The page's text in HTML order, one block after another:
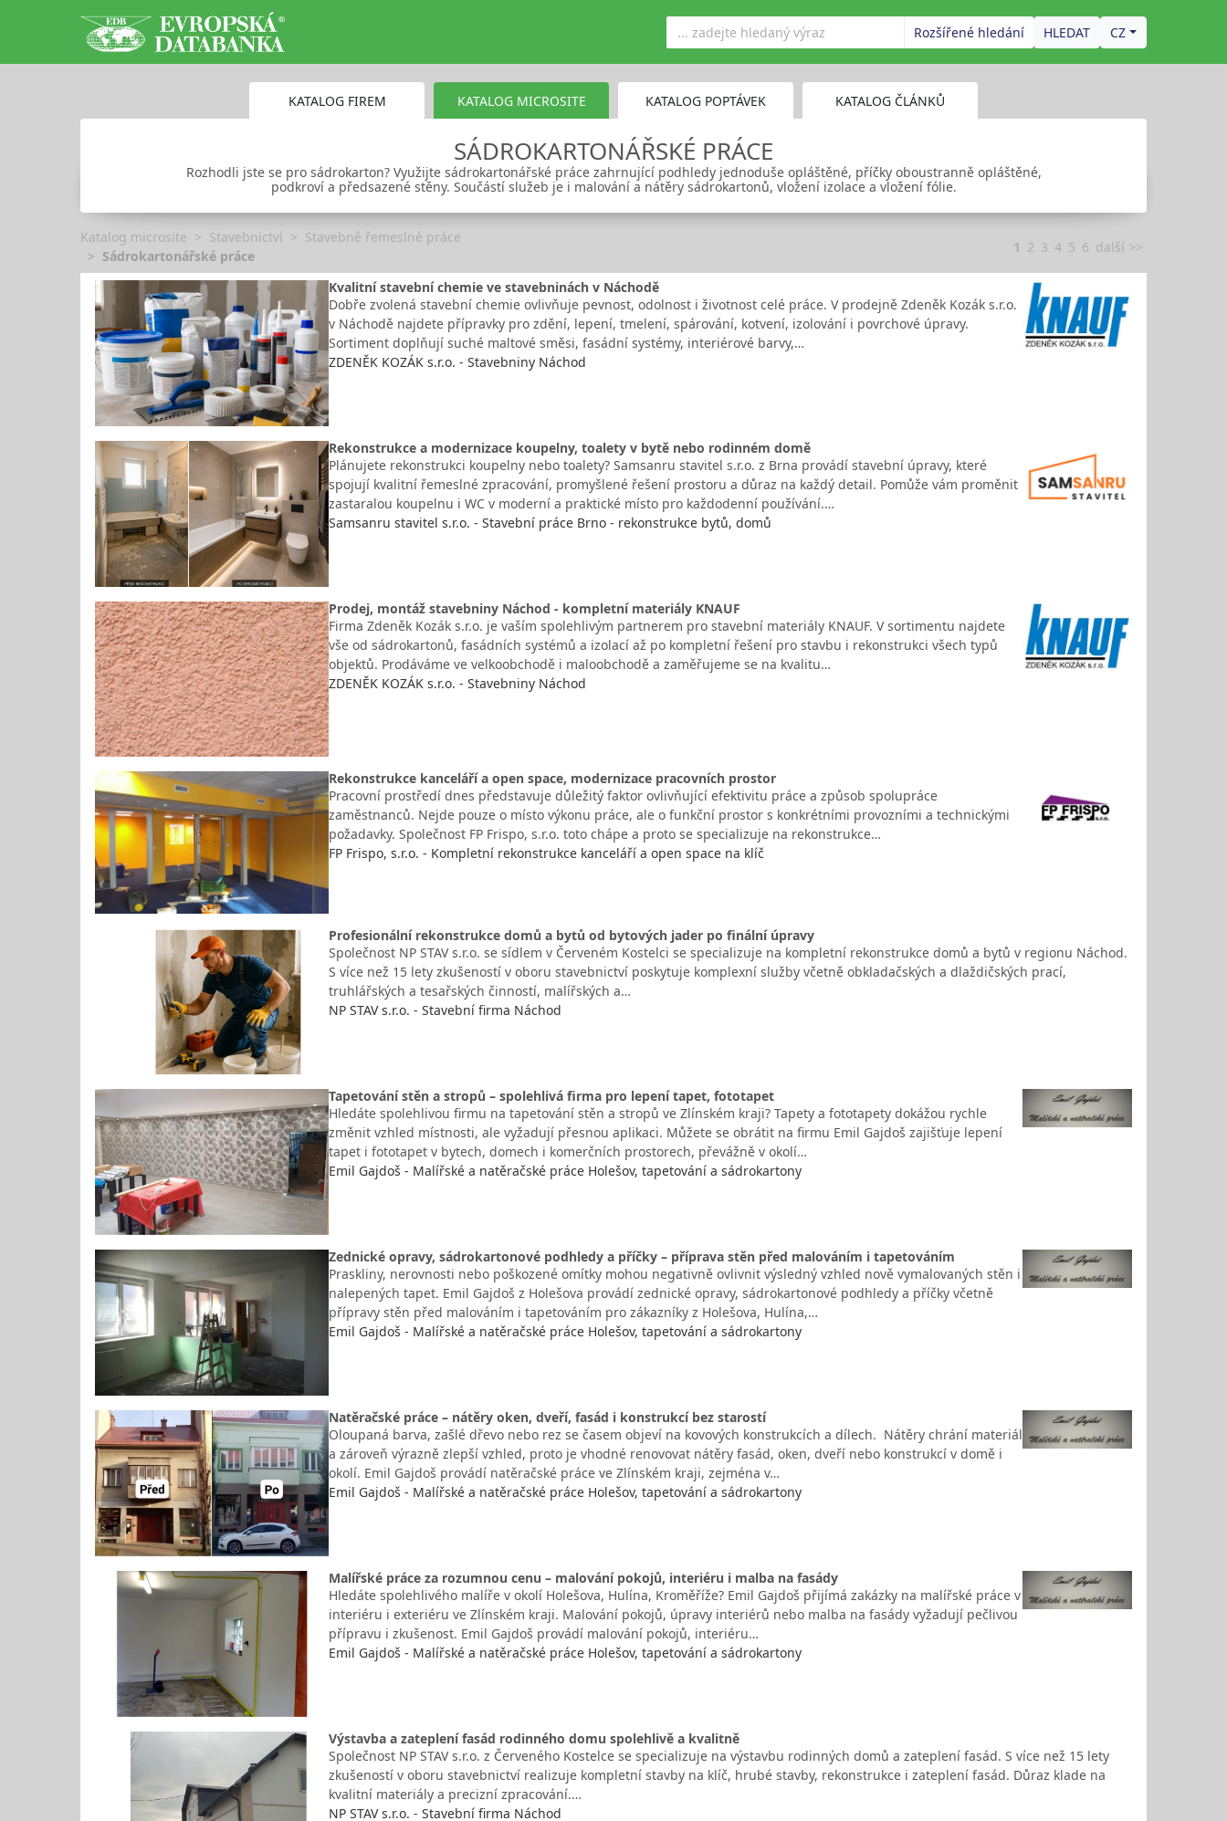
Rozšířené hledání CZ
KATALOG FIREM KATALOG MICROSITE KATALOG POPTÁVEK KATALOG ČLÁNKŮ
SÁDROKARTONÁŘSKÉ PRÁCE
Rozhodli jste se pro sádrokarton? Využijte sádrokartonářské práce zahrnující podhledy jednoduše opláštěné, příčky oboustranně opláštěné,
podkroví a předsazené stěny. Součástí služeb je i malování a nátěry sádrokartonů, vložení izolace a vložení fólie.
Katalog microsite Stavebnictví
Stavebně řemeslné práce
Sádrokartonářské práce
1 2 3 4 5 6 další >>
Kvalitní stavební chemie ve stavebninách v Náchodě
Dobře zvolená stavební chemie ovlivňuje pevnost, odolnost i životnost celé práce. V prodejně Zdeněk Kozák s.r.o.
v Náchodě najdete přípravky pro zdění, lepení, tmelení, spárování, kotvení, izolování i povrchové úpravy.
Sortiment doplňují suché maltové směsi, fasádní systémy, interiérové barvy,…
ZDENĚK KOZÁK s.r.o. - Stavebniny Náchod
Rekonstrukce a modernizace koupelny, toalety v bytě nebo rodinném domě
Plánujete rekonstrukci koupelny nebo toalety? Samsanru stavitel s.r.o. z Brna provádí stavební úpravy, které
spojují kvalitní řemeslné zpracování, promyšlené řešení prostoru a důraz na každý detail. Pomůže vám proměnit
zastaralou koupelnu i WC v moderní a praktické místo pro každodenní používání.…
Samsanru stavitel s.r.o. - Stavební práce Brno - rekonstrukce bytů, domů
Prodej, montáž stavebniny Náchod - kompletní materiály KNAUF
Firma Zdeněk Kozák s.r.o. je vaším spolehlivým partnerem pro stavební materiály KNAUF. V sortimentu najdete
vše od sádrokartonů, fasádních systémů a izolací až po kompletní řešení pro stavbu i rekonstrukci všech typů
objektů. Prodáváme ve velkoobchodě i maloobchodě a zaměřujeme se na kvalitu…
ZDENĚK KOZÁK s.r.o. - Stavebniny Náchod
Rekonstrukce kanceláří a open space, modernizace pracovních prostor
Pracovní prostředí dnes představuje důležitý faktor ovlivňující efektivitu práce a způsob spolupráce
zaměstnanců. Nejde pouze o místo výkonu práce, ale o funkční prostor s konkrétními provozními a technickými
požadavky. Společnost FP Frispo, s.r.o. toto chápe a proto se specializuje na rekonstrukce…
FP Frispo, s.r.o. - Kompletní rekonstrukce kanceláří a open space na klíč
Profesionální rekonstrukce domů a bytů od bytových jader po finální úpravy
Společnost NP STAV s.r.o. se sídlem v Červeném Kostelci se specializuje na kompletní rekonstrukce domů a bytů v regionu Náchod.
S více než 15 lety zkušeností v oboru stavebnictví poskytuje komplexní služby včetně obkladačských a dlaždičských prací,
truhlářských a tesařských činností, malířských a…
NP STAV s.r.o. - Stavební firma Náchod
Tapetování stěn a stropů – spolehlivá firma pro lepení tapet, fototapet
Hledáte spolehlivou firmu na tapetování stěn a stropů ve Zlínském kraji? Tapety a fototapety dokážou rychle
změnit vzhled místnosti, ale vyžadují přesnou aplikaci. Můžete se obrátit na firmu Emil Gajdoš zajišťuje lepení
tapet i fototapet v bytech, domech i komerčních prostorech, převážně v okolí…
Emil Gajdoš - Malířské a natěračské práce Holešov, tapetování a sádrokartony
Zednické opravy, sádrokartonové podhledy a příčky – příprava stěn před malováním i tapetováním
Praskliny, nerovnosti nebo poškozené omítky mohou negativně ovlivnit výsledný vzhled nově vymalovaných stěn i
nalepených tapet. Emil Gajdoš z Holešova provádí zednické opravy, sádrokartonové podhledy a příčky včetně
přípravy stěn před malováním i tapetováním pro zákazníky z Holešova, Hulína,…
Emil Gajdoš - Malířské a natěračské práce Holešov, tapetování a sádrokartony
Natěračské práce – nátěry oken, dveří, fasád i konstrukcí bez starostí
Oloupaná barva, zašlé dřevo nebo rez se časem objeví na kovových konstrukcích a dílech. Nátěry chrání materiál
a zároveň výrazně zlepší vzhled, proto je vhodné renovovat nátěry fasád, oken, dveří nebo konstrukcí v domě i
okolí. Emil Gajdoš provádí natěračské práce ve Zlínském kraji, zejména v…
Emil Gajdoš - Malířské a natěračské práce Holešov, tapetování a sádrokartony
Malířské práce za rozumnou cenu – malování pokojů, interiéru i malba na fasády
Hledáte spolehlivého malíře v okolí Holešova, Hulína, Kroměříže? Emil Gajdoš přijímá zakázky na malířské práce v
interiéru i exteriéru ve Zlínském kraji. Malování pokojů, úpravy interiérů nebo malba na fasády vyžadují pečlivou
přípravu i zkušenost. Emil Gajdoš provádí malování pokojů, interiéru…
Emil Gajdoš - Malířské a natěračské práce Holešov, tapetování a sádrokartony
Výstavba a zateplení fasád rodinného domu spolehlivě a kvalitně
Společnost NP STAV s.r.o. z Červeného Kostelce se specializuje na výstavbu rodinných domů a zateplení fasád. S více než 15 lety
zkušeností v oboru stavebnictví realizuje kompletní stavby na klíč, hrubé stavby, rekonstrukce i zateplení fasád. Důraz klade na
kvalitní materiály a precizní zpracování.…
NP STAV s.r.o. - Stavební firma Náchod